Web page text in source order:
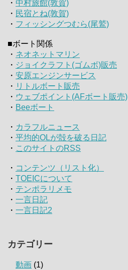
・ 中村旅館(敦賀)
・ 民宿とね(敦賀)
・ フィッシングつむら(尾鷲)
■ボート関係
・ ネオネットマリン
・ ジョイクラフト(ゴムボ)販売
・ 安原エンジンサービス
・ リトルボート販売
・ ウェブポイント(AFボート販売)
・ Beeボート
・ カラフルニュース
・ 平均的OLが殻を破る日記
・ このサイトのRSS
・ コンテンツ（リスト化）
・ TOEICについて
・ テンポラリメモ
・ 一言日記
・ 一言日記2
カテゴリー
動画 (1)